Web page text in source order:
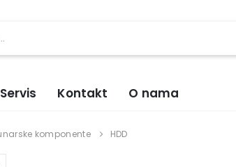
Servis Kontakt O nama
komponente HDD